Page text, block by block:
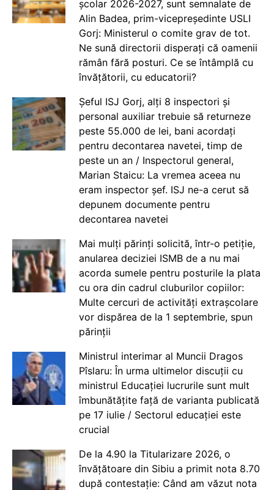
școlar 2026-2027, sunt semnalate de
Alin Badea, prim-vicepreședinte USLI
Gorj: Ministerul o comite grav de tot.
Ne sună directorii disperați că oamenii
rămân fără posturi. Ce se întâmplă cu
învățătorii, cu educatorii?
Șeful ISJ Gorj, alți 8 inspectori și
personal auxiliar trebuie să returneze
peste 55.000 de lei, bani acordați
pentru decontarea navetei, timp de
peste un an / Inspectorul general,
Marian Staicu: La vremea aceea nu
eram inspector șef. ISJ ne-a cerut să
depunem documente pentru
decontarea navetei
Mai mulți părinți solicită, într-o petiție,
anularea deciziei ISMB de a nu mai
acorda sumele pentru posturile la plata
cu ora din cadrul cluburilor copiilor:
Multe cercuri de activități extrașcolare
vor dispărea de la 1 septembrie, spun
părinții
Ministrul interimar al Muncii Dragos
Pîslaru: În urma ultimelor discuții cu
ministrul Educației lucrurile sunt mult
îmbunătățite față de varianta publicată
pe 17 iulie / Sectorul educației este
crucial
De la 4.90 la Titularizare 2026, o
învățătoare din Sibiu a primit nota 8.70
după contestație: Când am văzut nota